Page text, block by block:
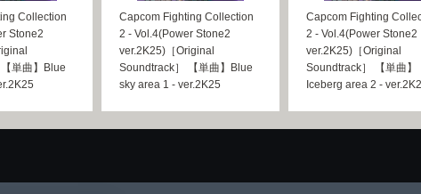
Collection
Stone2
単曲】Blue
Capcom Fighting Collection
2 - Vol.4(Power Stone2
ver.2K25)［Original
Soundtrack］ 【単曲】Blue
sky area 1 - ver.2K25
Capcom Fighting
2 - Vol.4(Power Stone2
ver.2K25)［Original
Soundtrack］ 【単曲】
Iceberg area 2 -